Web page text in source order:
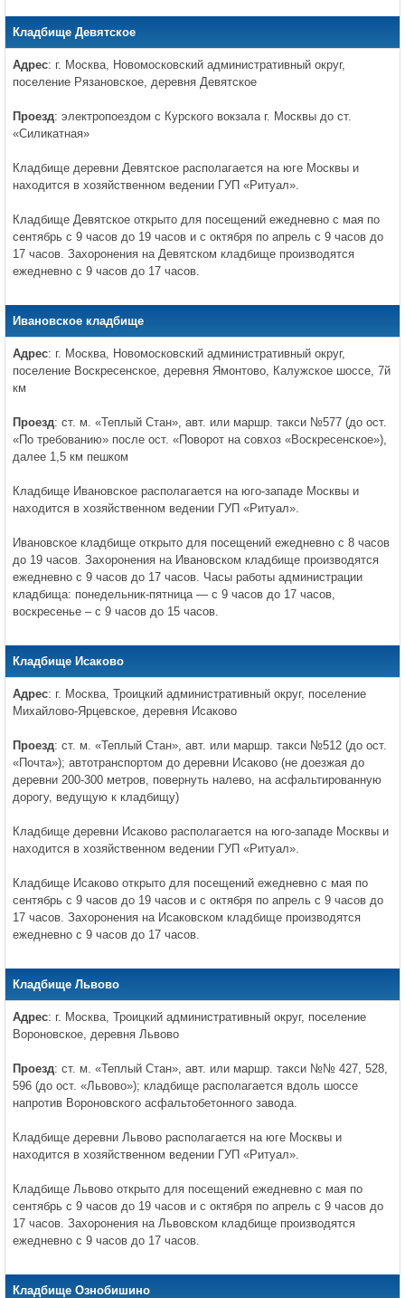
Кладбище Девятское
Адрес: г. Москва, Новомосковский административный округ,
поселение Рязановское, деревня Девятское
Проезд: электропоездом с Курского вокзала г. Москвы до ст.
«Силикатная»
Кладбище деревни Девятское располагается на юге Москвы и
находится в хозяйственном ведении ГУП «Ритуал».
Кладбище Девятское открыто для посещений ежедневно с мая по
сентябрь с 9 часов до 19 часов и с октября по апрель с 9 часов до
17 часов. Захоронения на Девятском кладбище производятся
ежедневно с 9 часов до 17 часов.
Ивановское кладбище
Адрес: г. Москва, Новомосковский административный округ,
поселение Воскресенское, деревня Ямонтово, Калужское шоссе, 7й
км
Проезд: ст. м. «Теплый Стан», авт. или маршр. такси №577 (до ост.
«По требованию» после ост. «Поворот на совхоз «Воскресенское»),
далее 1,5 км пешком
Кладбище Ивановское располагается на юго-западе Москвы и
находится в хозяйственном ведении ГУП «Ритуал».
Ивановское кладбище открыто для посещений ежедневно с 8 часов
до 19 часов. Захоронения на Ивановском кладбище производятся
ежедневно с 9 часов до 17 часов. Часы работы администрации
кладбища: понедельник-пятница — с 9 часов до 17 часов,
воскресенье – с 9 часов до 15 часов.
Кладбище Исаково
Адрес: г. Москва, Троицкий административный округ, поселение
Михайлово-Ярцевское, деревня Исаково
Проезд: ст. м. «Теплый Стан», авт. или маршр. такси №512 (до ост.
«Почта»); автотранспортом до деревни Исаково (не доезжая до
деревни 200-300 метров, повернуть налево, на асфальтированную
дорогу, ведущую к кладбищу)
Кладбище деревни Исаково располагается на юго-западе Москвы и
находится в хозяйственном ведении ГУП «Ритуал».
Кладбище Исаково открыто для посещений ежедневно с мая по
сентябрь с 9 часов до 19 часов и с октября по апрель с 9 часов до
17 часов. Захоронения на Исаковском кладбище производятся
ежедневно с 9 часов до 17 часов.
Кладбище Львово
Адрес: г. Москва, Троицкий административный округ, поселение
Вороновское, деревня Львово
Проезд: ст. м. «Теплый Стан», авт. или маршр. такси №№ 427, 528,
596 (до ост. «Львово»); кладбище располагается вдоль шоссе
напротив Вороновского асфальтобетонного завода.
Кладбище деревни Львово располагается на юге Москвы и
находится в хозяйственном ведении ГУП «Ритуал».
Кладбище Львово открыто для посещений ежедневно с мая по
сентябрь с 9 часов до 19 часов и с октября по апрель с 9 часов до
17 часов. Захоронения на Львовском кладбище производятся
ежедневно с 9 часов до 17 часов.
Кладбище Ознобишино